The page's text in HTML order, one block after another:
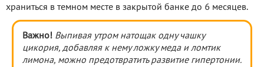
храниться в темном месте в закрытой банке до 6 месяцев.
Важно! Выпивая утром натощак одну чашку
цикория, добавляя к нему ложку меда и ломтик
лимона, можно предотвратить развитие гипертонии.